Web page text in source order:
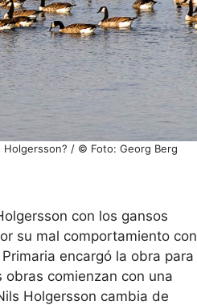
Holgersson? / © Foto: Georg Berg
con los gansos
su mal comportamiento con
encargó la obra para
comienzan con una
Holgersson cambia de